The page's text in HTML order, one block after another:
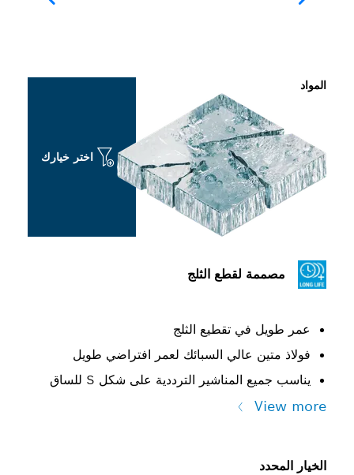
مصممة لقطع الثلج
عمر طويل في تقطيع الثلج
فولاذ متين عالي السبائك لعمر افتراضي طويل
يناسب جميع المناشير الترددية على شكل S للساق
View more
المواد
اختر خيارك
الخيار المحدد